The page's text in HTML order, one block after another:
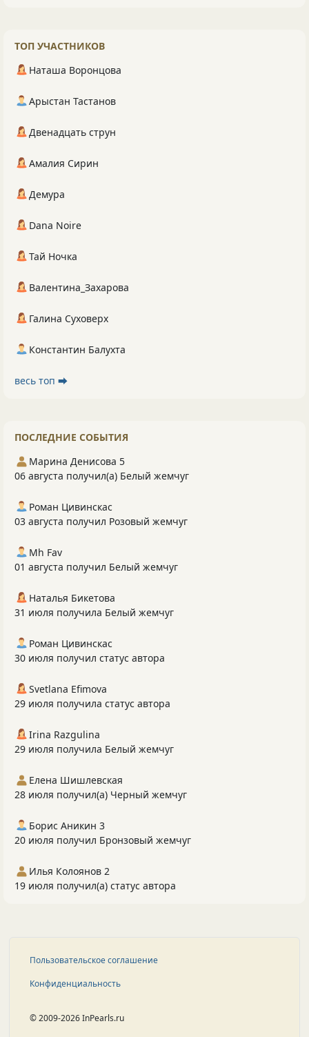
ТОП УЧАСТНИКОВ
Наташа Воронцова
Арыстан Тастанов
Двенадцать струн
Амалия Сирин
Демура
Dana Noire
Тай Ночка
Валентина_Захарова
Галина Суховерх
Константин Балухта
весь топ ⮕
ПОСЛЕДНИЕ СОБЫТИЯ
Марина Денисова 5
06 августа получил(а) Белый жемчуг
Роман Цивинскас
03 августа получил Розовый жемчуг
Mh Fav
01 августа получил Белый жемчуг
Наталья Бикетова
31 июля получила Белый жемчуг
Роман Цивинскас
30 июля получил статус автора
Svetlana Efimova
29 июля получила статус автора
Irina Razgulina
29 июля получила Белый жемчуг
Елена Шишлевская
28 июля получил(а) Черный жемчуг
Борис Аникин 3
20 июля получил Бронзовый жемчуг
Илья Колоянов 2
19 июля получил(а) статус автора
Пользовательское соглашение
Конфиденциальность
© 2009-2026 InPearls.ru